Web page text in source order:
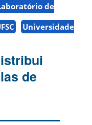
de
Universidade
de